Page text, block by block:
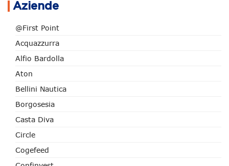
Aziende
@First Point
Acquazzurra
Alfio Bardolla
Aton
Bellini Nautica
Borgosesia
Casta Diva
Circle
Cogefeed